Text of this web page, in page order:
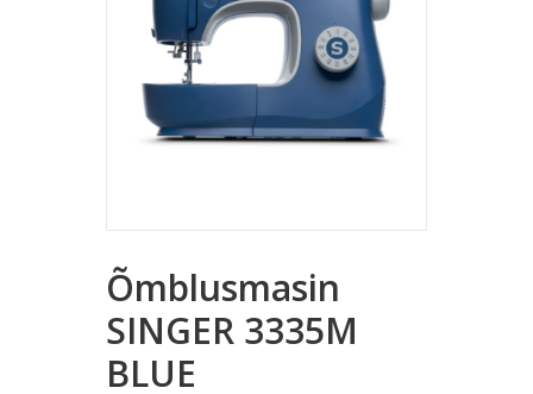
Õmblusmasin
SINGER 3335M
BLUE